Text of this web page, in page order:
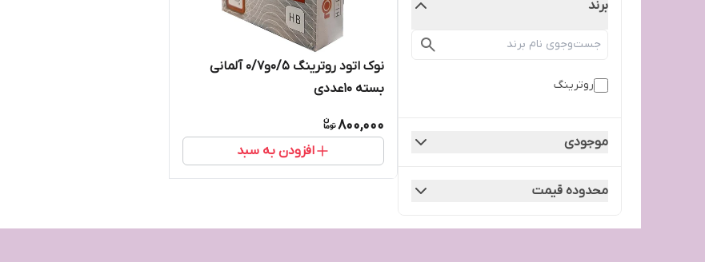
برند
روترینگ
موجودی
محدوده قیمت
نوک اتود روترینگ ۰/۵و۰/۷ آلمانی
بسته ۱۰عددی
800,000
افزودن به سبد